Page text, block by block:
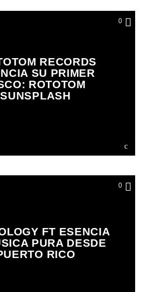
0
RECORDS
SU PRIMER
ROTOTOM
SUNSPLASH
0
FT ESENCIA
PURA DESDE
RICO